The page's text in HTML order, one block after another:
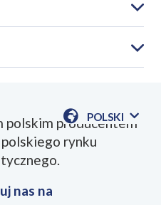
POLSKI
POKAŻ
polskim producentem
rynku
nas na